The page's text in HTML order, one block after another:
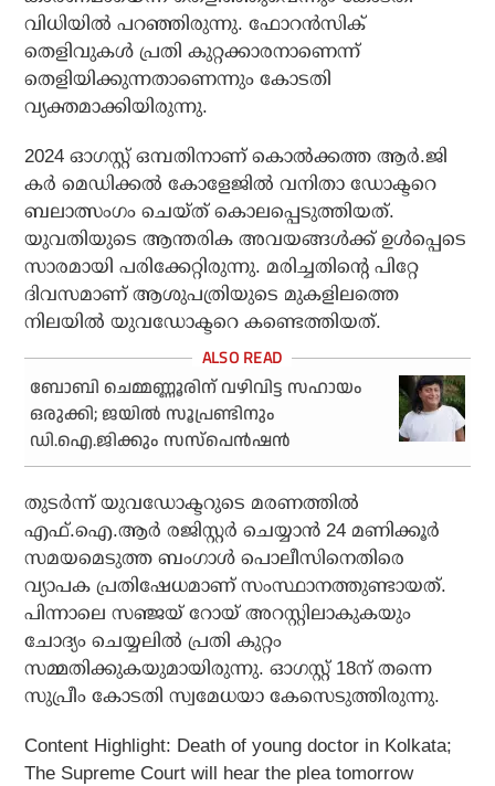
വിധിയില്‍ പറഞ്ഞിരുന്നു. ഫോറന്‍സിക്
തെളിവുകള്‍ പ്രതി കുറ്റക്കാരനാണെന്ന്
തെളിയിക്കുന്നതാണെന്നും കോടതി
വ്യക്തമാക്കിയിരുന്നു.
2024 ഓഗസ്റ്റ് ഒമ്പതിനാണ് കൊല്‍ക്കത്ത ആര്‍.ജി
കര്‍ മെഡിക്കല്‍ കോളേജില്‍ വനിതാ ഡോക്ടറെ
ബലാത്സംഗം ചെയ്ത് കൊലപ്പെടുത്തിയത്.
യുവതിയുടെ ആന്തരിക അവയങ്ങള്‍ക്ക് ഉള്‍പ്പെടെ
സാരമായി പരിക്കേറ്റിരുന്നു. മരിച്ചതിന്റെ പിറ്റേ
ദിവസമാണ് ആശുപത്രിയുടെ മുകളിലത്തെ
നിലയില്‍ യുവഡോക്ടറെ കണ്ടെത്തിയത്.
ബോബി ചെമ്മണ്ണൂരിന് വഴിവിട്ട സഹായം
ഒരുക്കി; ജയില്‍ സൂപ്രണ്ടിനും
ഡി.ഐ.ജിക്കും സസ്‌പെന്‍ഷന്‍
തുടര്‍ന്ന് യുവഡോക്ടറുടെ മരണത്തില്‍
എഫ്.ഐ.ആര്‍ രജിസ്റ്റര്‍ ചെയ്യാന്‍ 24 മണിക്കൂര്‍
സമയമെടുത്ത ബംഗാള്‍ പൊലീസിനെതിരെ
വ്യാപക പ്രതിഷേധമാണ് സംസ്ഥാനത്തുണ്ടായത്.
പിന്നാലെ സഞ്ജയ് റോയ് അറസ്റ്റിലാകുകയും
ചോദ്യം ചെയ്യലില്‍ പ്രതി കുറ്റം
സമ്മതിക്കുകയുമായിരുന്നു. ഓഗസ്റ്റ് 18ന് തന്നെ
സുപ്രീം കോടതി സ്വമേധയാ കേസെടുത്തിരുന്നു.
Content Highlight: Death of young doctor in Kolkata;
The Supreme Court will hear the plea tomorrow